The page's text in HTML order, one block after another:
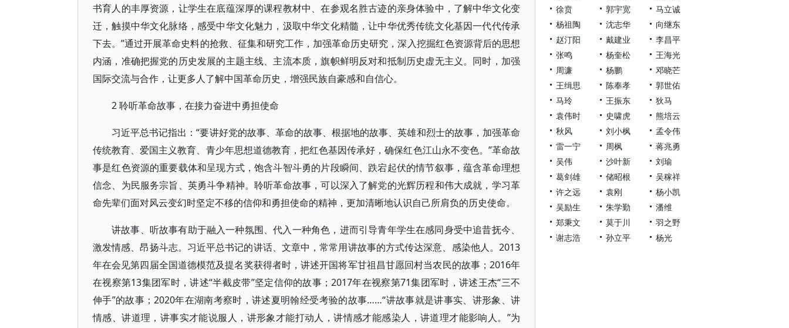
书育人的丰厚资源，让学生在底蕴深厚的课程教材中、在参观名胜古迹的亲身体验中，了解中华文化变
迁，触摸中华文化脉络，感受中华文化魅力，汲取中华文化精髓，让中华优秀传统文化基因一代代传承
下去。”通过开展革命史料的抢救、征集和研究工作，加强革命历史研究，深入挖掘红色资源背后的思想
内涵，准确把握党的历史发展的主题主线、主流本质，旗帜鲜明反对和抵制历史虚无主义。同时，加强
国际交流与合作，让更多人了解中国革命历史，增强民族自豪感和自信心。
2 聆听革命故事，在接力奋进中勇担使命
习近平总书记指出：“要讲好党的故事、革命的故事、根据地的故事、英雄和烈士的故事，加强革命
传统教育、爱国主义教育、青少年思想道德教育，把红色基因传承好，确保红色江山永不变色。”革命故
事是红色资源的重要载体和呈现方式，饱含斗智斗勇的片段瞬间、跌宕起伏的情节叙事，蕴含革命理想
信念、为民服务宗旨、英勇斗争精神。聆听革命故事，可以深入了解党的光辉历程和伟大成就，学习革
命先辈们面对风云变幻时坚定不移的信仰和勇担使命的精神，更加清晰地认识自己所肩负的历史使命。
讲故事、听故事有助于融入一种氛围、代入一种角色，进而引导青年学生在感同身受中追昔抚今、
激发情感、昂扬斗志。习近平总书记的讲话、文章中，常常用讲故事的方式传达深意、感染他人。2013
年在会见第四届全国道德模范及提名奖获得者时，讲述开国将军甘祖昌甘愿回村当农民的故事；2016年
在视察第13集团军时，讲述“半截皮带”坚定信仰的故事；2017年在视察第71集团军时，讲述王杰“三不
伸手”的故事；2020年在湖南考察时，讲述夏明翰经受考验的故事……“讲故事就是讲事实、讲形象、讲
情感、讲道理，讲事实才能说服人，讲形象才能打动人，讲情感才能感染人，讲道理才能影响人。”为
徐贲
郭宇宽
马立诚
杨祖陶
沈志华
向继东
赵汀阳
戴建业
李昌平
张鸣
杨奎松
王海光
周濂
杨鹏
邓晓芒
王缉思
陈奉孝
郭世佑
马玲
王振东
狄马
袁伟时
史啸虎
熊培云
秋风
刘小枫
孟令伟
雷一宁
周枫
蒋兆勇
吴伟
沙叶新
刘瑜
葛剑雄
储昭根
吴稼祥
许之远
袁刚
杨小凯
吴励生
朱学勤
潘维
郑秉文
莫于川
羽之野
谢志浩
孙立平 杨光